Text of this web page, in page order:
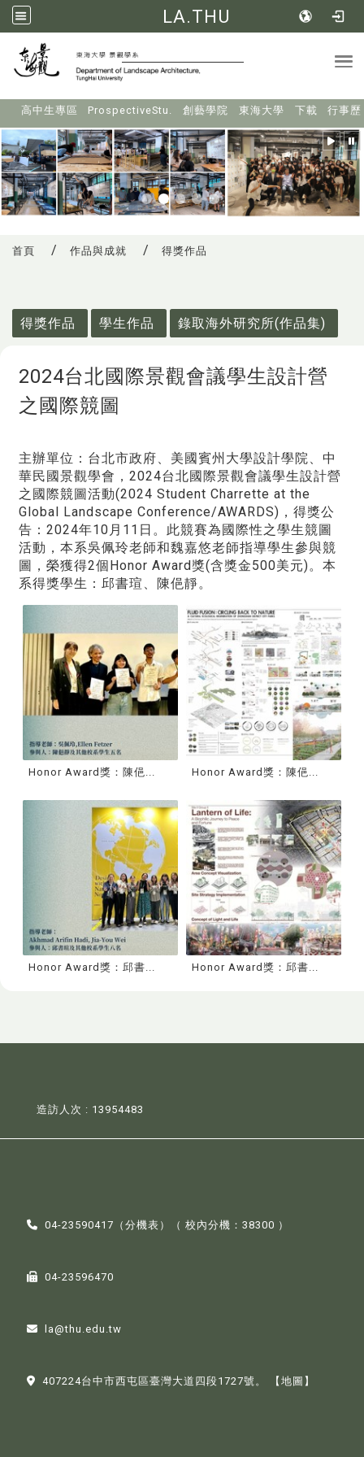
LA.THU
高中生專區 ProspectiveStu. 創藝學院 東海大學 下載 行事歷
首頁 作品與成就 得獎作品
得獎作品
學生作品 錄取海外研究所(作品集)
2024台北國際景觀會議學生設計營
之國際競圖
主辦單位：台北市政府、美國賓州大學設計學院、中
華民國景觀學會，2024台北國際景觀會議學生設計營
之國際競圖活動(2024 Student Charrette at the
Global Landscape Conference/AWARDS)，得獎公
告：2024年10月11日。此競賽為國際性之學生競圖
活動，本系吳佩玲老師和魏嘉悠老師指導學生參與競
圖，榮獲得2個Honor Award獎(含獎金500美元)。本
系得獎學生：邱書瑄、陳俋靜。
Honor Award獎：陳俋... Honor Award獎：陳俋...
Honor Award獎：邱書... Honor Award獎：邱書...
造訪人次 : 13954483
04-23590417（分機表 ）（ 校內分機：38300 ）
04-23596470
la@thu.edu.tw
407224台中市西屯區臺灣大道四段1727號。 【地圖】